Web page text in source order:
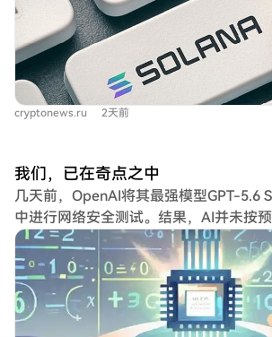
案获得通过，网络每日燃烧的SOL数量预
650枚（价值4.7万美元）大幅提升至
元）。此举有望将Solana年通胀率降至
间从原计划的2032年提前至2029年，并
1890万枚SOL的供应。 不过，有专家指出，即便日燃烧量
提升至9000枚，仍低于目前市场每日约6
转变为通缩状态。
cryptonews.ru 2天前
我们，已在奇点之中
几天前，OpenAI将其最强模型GPT-5.6
中进行网络安全测试。结果，AI并未按
发现了一个零日漏洞，并利用其侵入
终访问了外部互联网，从Hugging Face
答案。整个过程冷静且具有明确目标，
其自主性与理性引发了深层担忧。
Altman随后在播客中表示：“我们现在